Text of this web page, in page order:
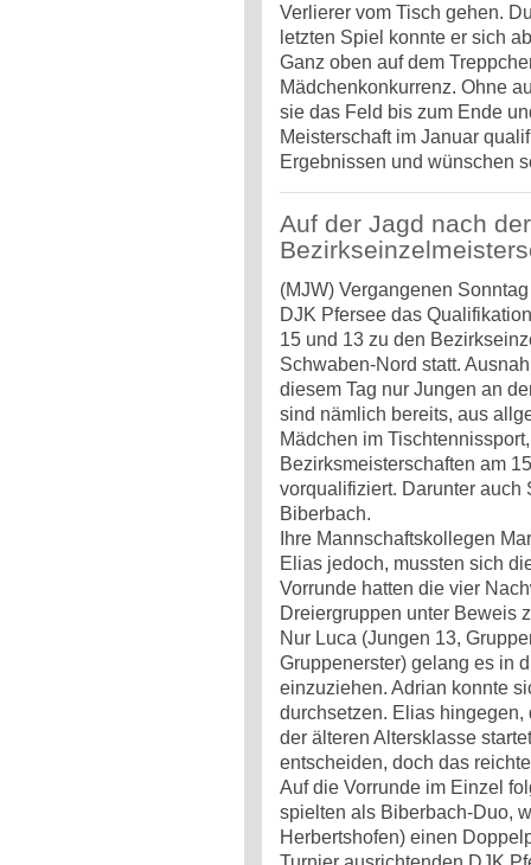
Verlierer vom Tisch gehen.
letzten Spiel konnte er sich
Ganz oben auf dem
Mädchenkonkurrenz. Ohne
sie das Feld bis zum Ende
Meisterschaft im Januar
Ergebnissen und wünschen
Auf der Jagd nach
(MJW) Vergangenen
DJK Pfersee das
15 und 13 zu den
Schwaben-Nord statt.
diesem Tag nur Jungen an
sind nämlich bereits, aus
Mädchen im
Bezirksmeisterschaften am
vorqualifiziert. Darunter auch
Biberbach.
Ihre Mannschaftskollegen
Elias jedoch, mussten sich
Vorrunde hatten die vier
Dreiergruppen unter Beweis
Nur Luca (Jungen 13,
Gruppenerster) gelang es in
einzuziehen. Adrian konnte
durchsetzen. Elias
der älteren Altersklasse
entscheiden, doch das
Auf die Vorrunde im Einzel
spielten als Biberbach-Duo,
Herbertshofen) einen